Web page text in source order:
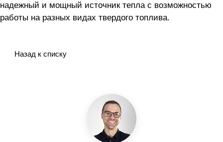
надежный и мощный источник тепла с возможностью
работы на разных видах твердого топлива.
Назад к списку